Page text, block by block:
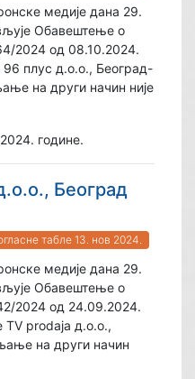
медије дана 29.
Обавештење о
2024 од 08.10.2024.
плус д.о.о., Београд-
на други начин није
године.
Београд
табле 13. нов 2024.
медије дана 29.
Обавештење о
2024 од 24.09.2024.
TV prodaja д.о.о.,
на други начин